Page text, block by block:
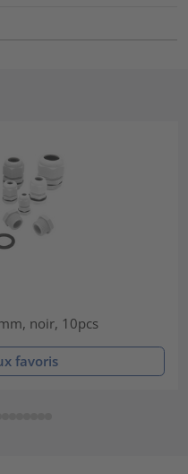
noir, 10pcs
favoris